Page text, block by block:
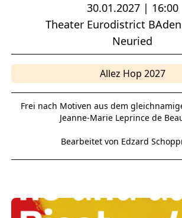
30.01.2027 | 16:00
Theater Eurodistrict
Neuried
Allez Hop 2027
Frei nach Motiven aus dem
Jeanne-Marie Leprince de
Bearbeitet von Edzard